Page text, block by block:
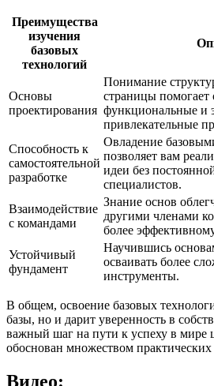
Преимущества
изучения
базовых
технологий
Основы
проектирования
Понимание
страницы помогает
функциональные и
привлекательные
Способность к
самостоятельной
разработке
Овладение
позволяет вам
идеи без
специалистов.
Взаимодействие
с командами
Знание основ
другими членами
более
Устойчивый
фундамент
Научившись
осваивать более
инструменты.
В общем, освоение базовых
базы, но и дарит уверенность в
важный шаг на пути к успеху в
обоснован множеством
Видео: